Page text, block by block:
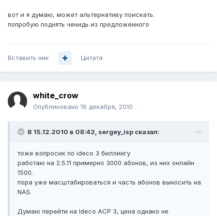
вот и я думаю, может альтернативу поискать.
попробую поднять ченидь из предложенного
Вставить ник Цитата
white_crow
Опубликовано 16 декабря, 2010
В 15.12.2010 в 08:42, sergey_isp сказал:
тоже вопросик по ideco 3 биллингу
работаю на 2.5.11 примерно 3000 абонов, из них онлайн
1500.
пора уже масштабироваться и часть абонов выносить на
NAS.
Думаю перейти на Ideco АСР 3, цена однако не